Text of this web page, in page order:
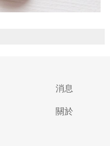
消息
關於